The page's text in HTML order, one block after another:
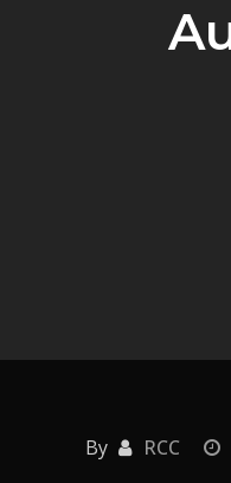
By RCC